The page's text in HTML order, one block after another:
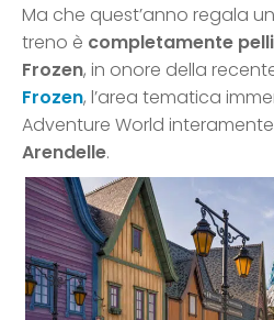
Ma che quest’anno regala
treno è completamente
Frozen, in onore della
Frozen, l’area tematica
Adventure World
Arendelle.